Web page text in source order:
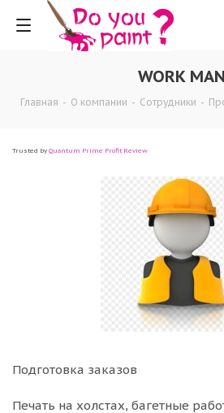
WORK MAN
Главная - О компании - Сотрудники -
Trusted by Quantum Prime Profit Review
Подготовка заказов
Печать на холстах, багетные